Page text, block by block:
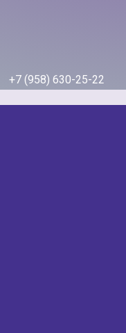
+7 (958) 630-25-22